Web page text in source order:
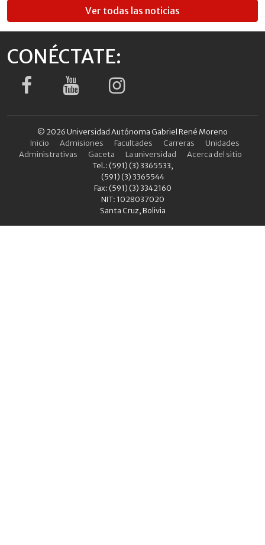
Ver todas las noticias
CONÉCTATE:
© 2026 Universidad Autónoma Gabriel René Moreno
Inicio
Admisiones Facultades Carreras
Unidades
Administrativas
Gaceta La universidad
Acerca del sitio
Tel.: (591) (3) 3365533,
(591) (3) 3365544
Fax: (591) (3) 3342160
NIT: 1028037020
Santa Cruz, Bolivia